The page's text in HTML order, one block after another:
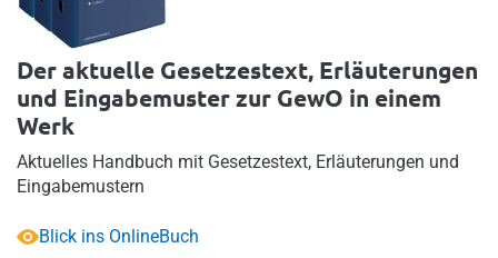
Der aktuelle Gesetzestext, Erläuterungen
und Eingabemuster zur GewO in einem
Werk
Aktuelles Handbuch mit Gesetzestext, Erläuterungen und
Eingabemustern
Blick ins OnlineBuch